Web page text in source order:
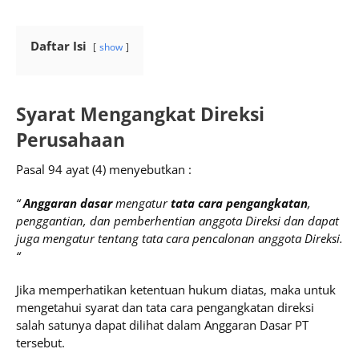
Daftar Isi show
Syarat Mengangkat Direksi
Perusahaan
Pasal 94 ayat (4) menyebutkan :
“Anggaran dasarmengaturtata cara pengangkatan,
penggantian, dan pemberhentian anggota Direksi dan dapat
juga mengatur tentang tata cara pencalonan anggota Direksi.
“
Jika memperhatikan ketentuan hukum diatas, maka untuk
mengetahui syarat dan tata cara pengangkatan direksi
salah satunya dapat dilihat dalam Anggaran Dasar PT
tersebut.